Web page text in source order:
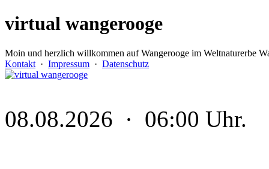
virtual wangerooge
Moin und herzlich willkommen auf Wangerooge im Weltnaturerbe
Kontakt · Impressum · Datenschutz
08.08.2026 · 06:00 Uhr.